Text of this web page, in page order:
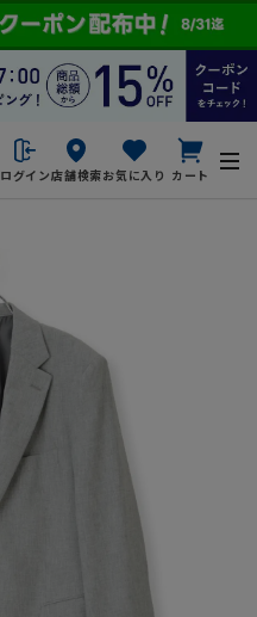
ログイン店舗検索お気に入り カート